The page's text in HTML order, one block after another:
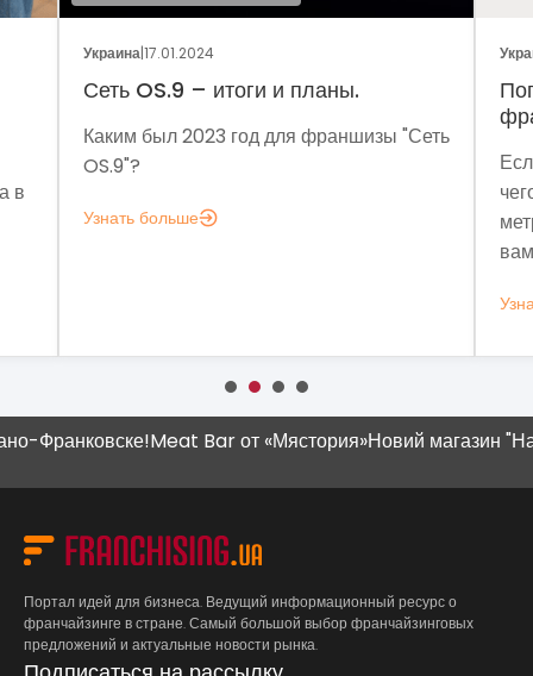
Украина|17.01.2024
Сеть OS.9 – итоги и планы.
Каким был 2023 год для франшизы "Сеть
OS.9"?
Узнать больше
Украина|
Если
чего
вам
Узнать
Meat Bar от «Мястория»Новий магазин "Наш
Портал идей для бизнеса. Ведущий информационный ресурс о
франчайзинге в стране. Самый большой выбор франчайзинговых
предложений и актуальные новости рынка.